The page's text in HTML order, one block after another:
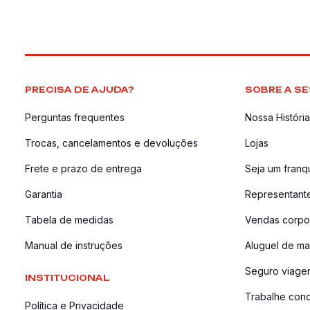
PRECISA DE AJUDA?
Perguntas frequentes
Trocas, cancelamentos e devoluções
Frete e prazo de entrega
Garantia
Tabela de medidas
Manual de instruções
INSTITUCIONAL
Política e Privacidade
SOBRE A
Nossa História
Lojas
Seja um
Vendas
Aluguel de
Seguro
Trabalhe